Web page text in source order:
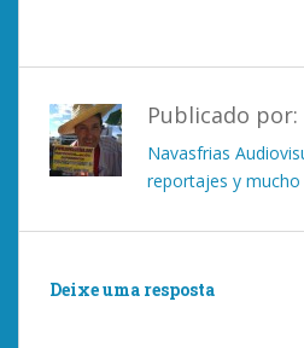
Publicado por:
Navasfrias
reportajes y mucho
Deixe uma resposta